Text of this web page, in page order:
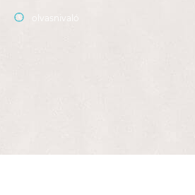
olvasnivaló